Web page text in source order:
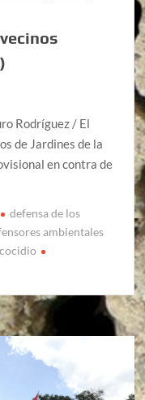
Rodríguez / El
de Jardines de la
en contra de
defensa de los
ambientales